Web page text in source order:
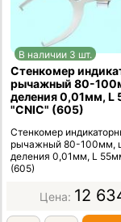
В наличии 3 шт.
Стенкомер
рычажный 80-
деления 0,01мм, L
"CNIC" (605)
Стенкомер
рычажный 80-100мм,
деления 0,01мм, L
(605)
12